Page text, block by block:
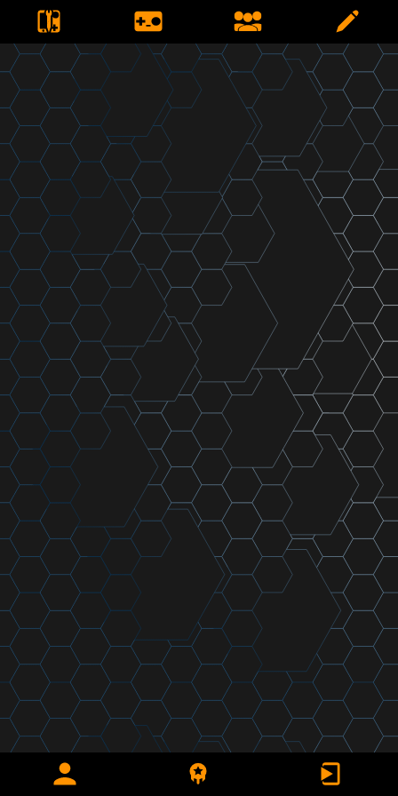
Error. No se han encontrado resultados.